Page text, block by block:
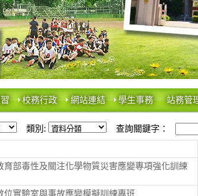
校務行政 網站連結 學生事務 站務管
類別: 查詢關鍵字：
育部毒性及關注化學物質災害應變專項強化訓練
位實驗室與事故應變模擬訓練專班